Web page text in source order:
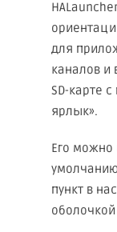
для
каналов и
SD-карте
ярлык».
Его можно
пункт в
оболочкой